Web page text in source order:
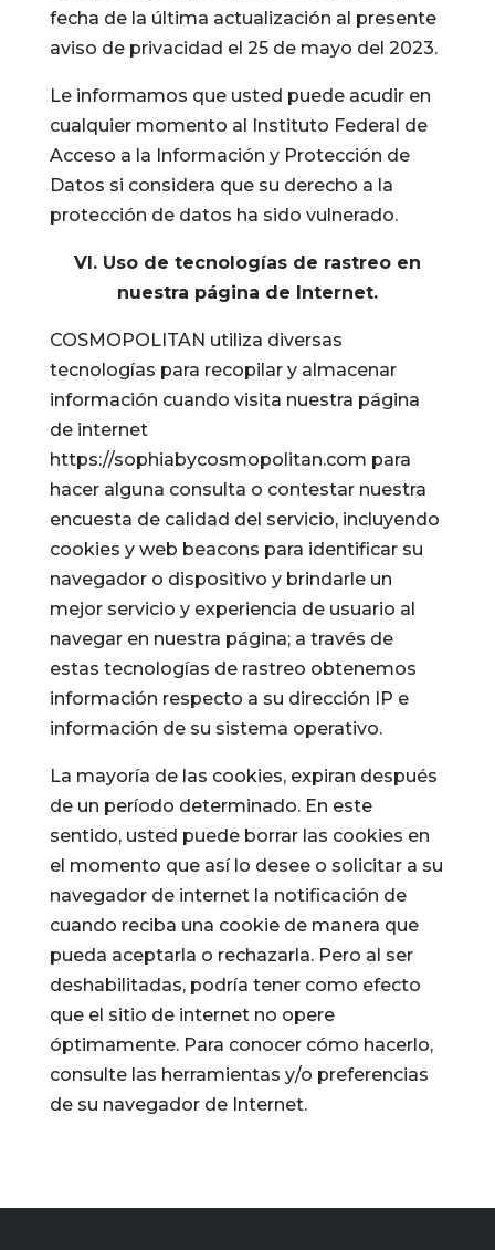
fecha de la última actualización al presente
aviso de privacidad el 25 de mayo del 2023.
Le informamos que usted puede acudir en
cualquier momento al Instituto Federal de
Acceso a la Información y Protección de
Datos si considera que su derecho a la
protección de datos ha sido vulnerado.
VI. Uso de tecnologías de rastreo en
nuestra página de Internet.
COSMOPOLITAN utiliza diversas
tecnologías para recopilar y almacenar
información cuando visita nuestra página
de internet
https://sophiabycosmopolitan.com para
hacer alguna consulta o contestar nuestra
encuesta de calidad del servicio, incluyendo
cookies y web beacons para identificar su
navegador o dispositivo y brindarle un
mejor servicio y experiencia de usuario al
navegar en nuestra página; a través de
estas tecnologías de rastreo obtenemos
información respecto a su dirección IP e
información de su sistema operativo.
La mayoría de las cookies, expiran después
de un período determinado. En este
sentido, usted puede borrar las cookies en
el momento que así lo desee o solicitar a su
navegador de internet la notificación de
cuando reciba una cookie de manera que
pueda aceptarla o rechazarla. Pero al ser
deshabilitadas, podría tener como efecto
que el sitio de internet no opere
óptimamente. Para conocer cómo hacerlo,
consulte las herramientas y/o preferencias
de su navegador de Internet.